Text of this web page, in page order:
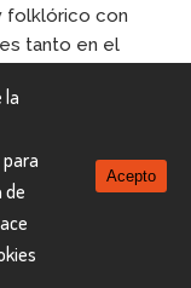
folklórico con
tanto en el
tejidos,
objetos
a probar algo
pan y
continuación a
mejor
la
de
Acepto